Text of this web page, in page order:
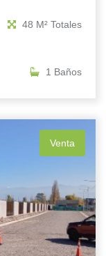
48 M² Totales
1 Baños
Venta